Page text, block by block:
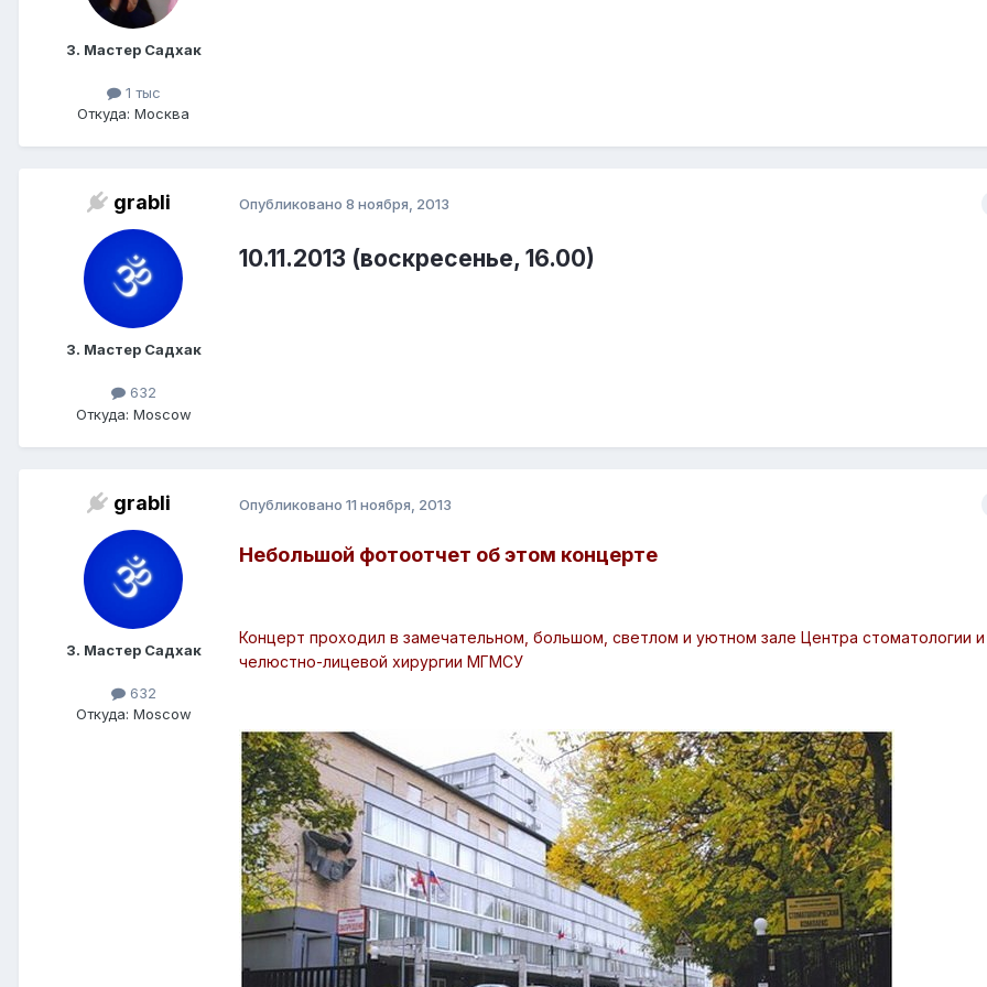
3. Мастер Садхак
1 тыс
Откуда: Москва
grabli
3. Мастер Садхак
632
Откуда: Moscow
Опубликовано 8 ноября, 2013
10.11.2013 (воскресенье, 16.00)
grabli
3. Мастер Садхак
632
Откуда: Moscow
Опубликовано 11 ноября, 2013
Небольшой фотоотчет об этом концерте
Концерт проходил в замечательном, большом, светлом и уютном зале Центра стоматологии и
челюстно-лицевой хирургии МГМСУ